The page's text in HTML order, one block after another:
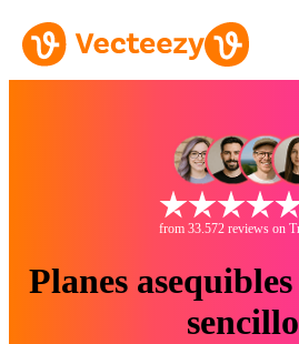
from 33.572 reviews on
Planes